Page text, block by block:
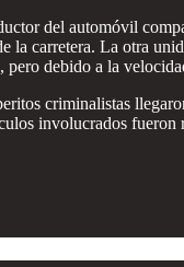
del automóvil
la carretera. La otra
debido a la
criminalistas
involucrados